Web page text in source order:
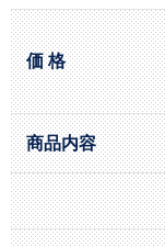
価 格
商品内容